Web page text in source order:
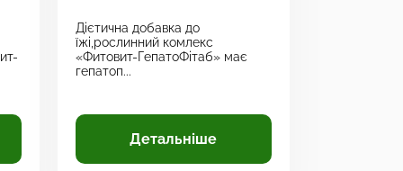
Дієтична добавка до
їжі,рослинний комлекс
«Фитовит-ГепатоФітаб» має
гепатоп...
Детальніше